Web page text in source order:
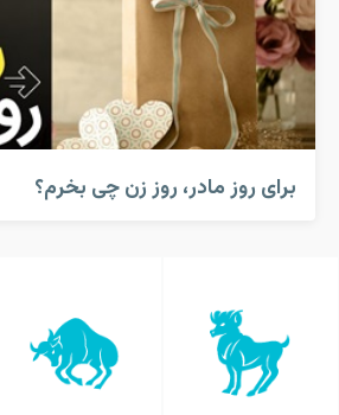
برای روز مادر، روز زن چی بخرم؟